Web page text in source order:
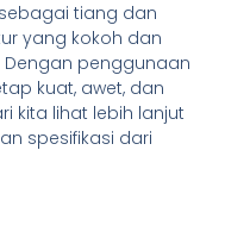
tiang dan
yang kokoh dan
penggunaan
kuat, awet, dan
kita lihat lebih lanjut
spesifikasi dari